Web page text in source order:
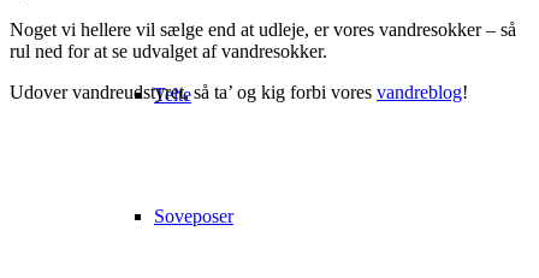
Telte
Soveposer
Noget vi hellere vil sælge end at udleje, er vores vandresokker – så
rul ned for at se udvalget af vandresokker.
Udover vandreudstyret, så ta’ og kig forbi vores vandreblog!